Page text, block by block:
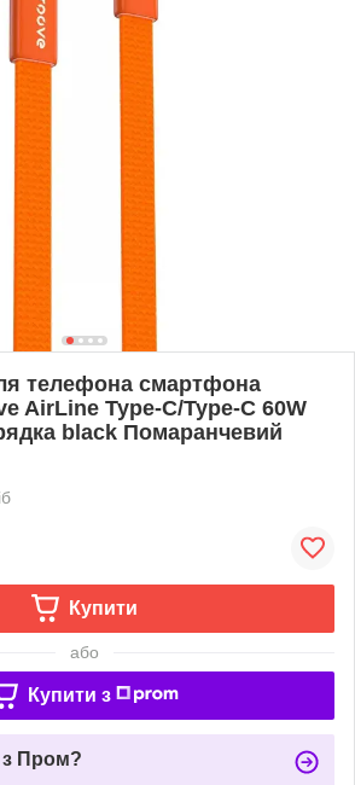
телефона смартфона
AirLine Type-C/Type-C 60W
black Помаранчевий
Купити
або
Купити з
з Пром?